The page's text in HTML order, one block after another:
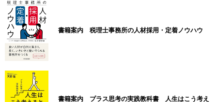
書籍案内 税理士事務所の人材採用・定着ノウハウ
書籍案内 プラス思考の実践教科書 人生はこう考え